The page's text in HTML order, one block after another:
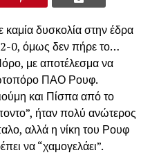
καμία δυσκολία στην έδρα
0, όμως δεν πήρε το…
με αποτέλεσμα να
ΠΑΟ Ρουφ.
και Πίσπα από το
ήταν πολύ ανώτερος
αλλά η νίκη του Ρουφ
να “χαμογελάει”.